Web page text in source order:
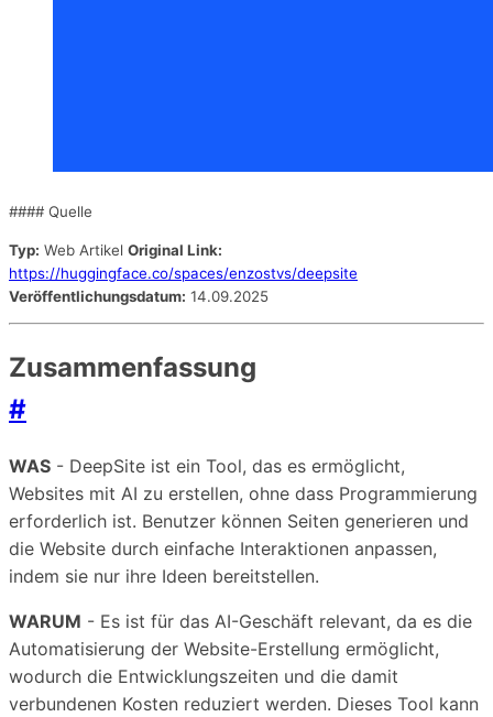
#### Quelle
Typ: Web Artikel Original Link:
https://huggingface.co/spaces/enzostvs/deepsite
Veröffentlichungsdatum: 14.09.2025
Zusammenfassung
#
WAS - DeepSite ist ein Tool, das es ermöglicht,
Websites mit AI zu erstellen, ohne dass Programmierung
erforderlich ist. Benutzer können Seiten generieren und
die Website durch einfache Interaktionen anpassen,
indem sie nur ihre Ideen bereitstellen.
WARUM - Es ist für das AI-Geschäft relevant, da es die
Automatisierung der Website-Erstellung ermöglicht,
wodurch die Entwicklungszeiten und die damit
verbundenen Kosten reduziert werden. Dieses Tool kann